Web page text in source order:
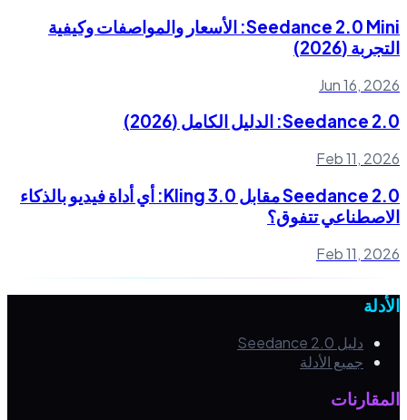
Seedance 2.0 Mini: الأسعار والمواصفات وكيفية
التجربة (2026)
Jun 16, 2026
Seedance 2.0: الدليل الكامل (2026)
Feb 11, 2026
Seedance 2.0 مقابل Kling 3.0: أي أداة فيديو بالذكاء
الاصطناعي تتفوق؟
Feb 11, 2026
الأدلة
دليل Seedance 2.0
جميع الأدلة
المقارنات